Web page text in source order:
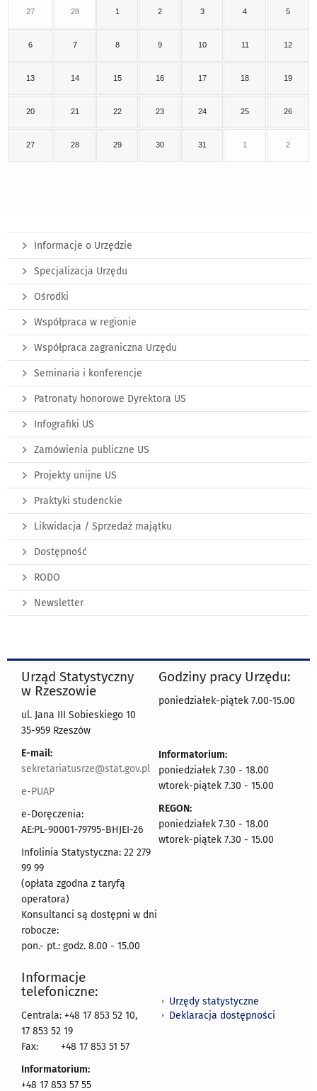
27 28 1 2 3 4 5
6 7 8 9 10 11 12
13 14 15 16 17 18 19
20 21 22 23 24 25 26
27 28 29 30 31 1 2
Informacje o Urzędzie
Specjalizacja Urzędu
Ośrodki
Współpraca w regionie
Współpraca zagraniczna Urzędu
Seminaria i konferencje
Patronaty honorowe Dyrektora US
Infografiki US
Zamówienia publiczne US
Projekty unijne US
Praktyki studenckie
Likwidacja / Sprzedaż majątku
Dostępność
RODO
Newsletter
Urząd Statystyczny
w Rzeszowie
ul. Jana III Sobieskiego 10
35-959 Rzeszów
E-mail:
sekretariatusrze@stat.gov.pl
e-PUAP
e-Doręczenia:
AE:PL-90001-79795-BHJEI-26
Infolinia Statystyczna: 22 279
99 99
(opłata zgodna z taryfą
operatora)
Konsultanci są dostępni w dni
robocze:
pon.- pt.: godz. 8.00 - 15.00
Godziny pracy Urzędu:
poniedziałek-piątek 7.00-15.00
Informatorium:
poniedziałek 7.30 - 18.00
wtorek-piątek 7.30 - 15.00
REGON:
poniedziałek 7.30 - 18.00
wtorek-piątek 7.30 - 15.00
Informacje
telefoniczne:
Centrala: +48 17 853 52 10,
17 853 52 19
Fax:
+48 17 853 51 57
Informatorium:
+48 17 853 57 55
Urzędy statystyczne
Deklaracja dostępności